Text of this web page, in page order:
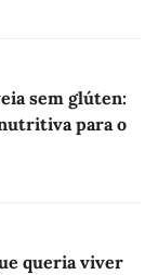
sem glúten:
para o
queria viver